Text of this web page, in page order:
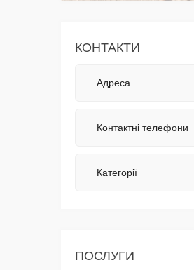
КОНТАКТИ
Адреса
Контактні телефони
Категорії
ПОСЛУГИ